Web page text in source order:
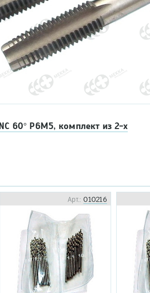
60° Р6М5, комплект из 2-х
Арт.:010216